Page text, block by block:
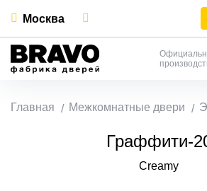
Москва
Главная Межкомнатные двери
Граффити-
Creamy